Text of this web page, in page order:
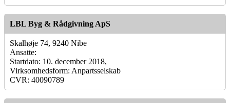
LBL Byg & Rådgivning ApS
Skalhøje 74, 9240 Nibe
Ansatte:
Startdato: 10. december 2018,
Virksomhedsform: Anpartsselskab
CVR: 40090789